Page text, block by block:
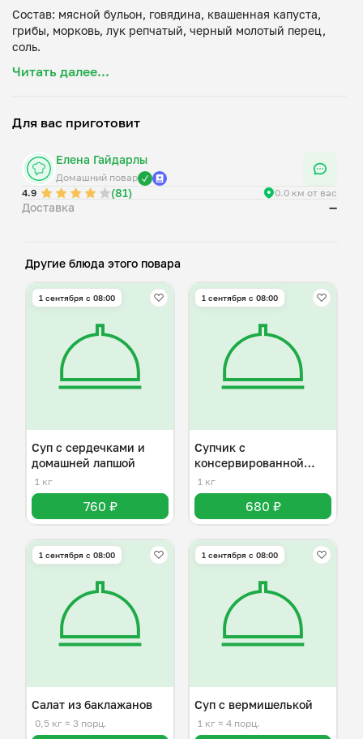
Состав: мясной бульон, говядина, квашенная капуста,
грибы, морковь, лук репчатый, черный молотый перец,
Читать далее...
Для вас приготовит
Елена Гайдарлы
Домашний повар
4.9
(81) 0.0 км от вас
Доставка —
Другие блюда этого повара
1 сентября с 08:00
Суп с сердечками и
домашней лапшой
1 кг
760 ₽
1 сентября с 08:00
Супчик с
консервированной
сардиной
1 кг
680 ₽
1 сентября с 08:00
Салат из баклажанов
0,5 кг ≈ 3 порц.
1 сентября с 08:00
Суп с вермишелькой
1 кг ≈ 4 порц.